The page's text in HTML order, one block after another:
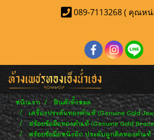
089-7113268 ( คุณหน่
หน้าแรก
สินค้าทั้งหมด
เครื่องประดับทองคำแท้ (Genuine Gold
สร้อยข้อมือทองคำแท้ (Genuine Gold
สร้อยข้อมือหนังถัก ประดับลูกคิดทองคำแท้